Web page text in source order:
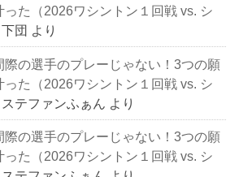
た（2026ワシントン１回戦 vs. シ
下団 より
際の選手のプレーじゃない！3つの願
た（2026ワシントン１回戦 vs. シ
ステファンふぁん より
際の選手のプレーじゃない！3つの願
た（2026ワシントン１回戦 vs. シ